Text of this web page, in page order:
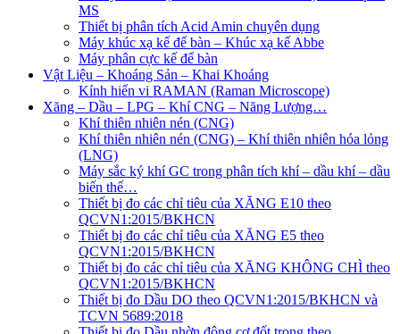
MS
Thiết bị phân tích Acid Amin chuyên dụng
Máy khúc xạ kế để bàn – Khúc xạ kế Abbe
Máy phân cực kế để bàn
Vật Liệu – Khoáng Sản – Khai Khoáng
Kính hiển vi RAMAN (Raman Microscope)
Xăng – Dầu – LPG – Khí CNG – Năng Lượng…
Khí thiên nhiên nén (CNG)
Khí thiên nhiên nén (CNG) – Khí thiên nhiên hóa lỏng
(LNG)
Máy sắc ký khí GC trong phân tích khí – dầu khí – dầu
biến thế…
Thiết bị đo các chỉ tiêu của XĂNG E10 theo
QCVN1:2015/BKHCN
Thiết bị đo các chỉ tiêu của XĂNG E5 theo
QCVN1:2015/BKHCN
Thiết bị đo các chỉ tiêu của XĂNG KHÔNG CHÌ theo
QCVN1:2015/BKHCN
Thiết bị đo Dầu DO theo QCVN1:2015/BKHCN và
TCVN 5689:2018